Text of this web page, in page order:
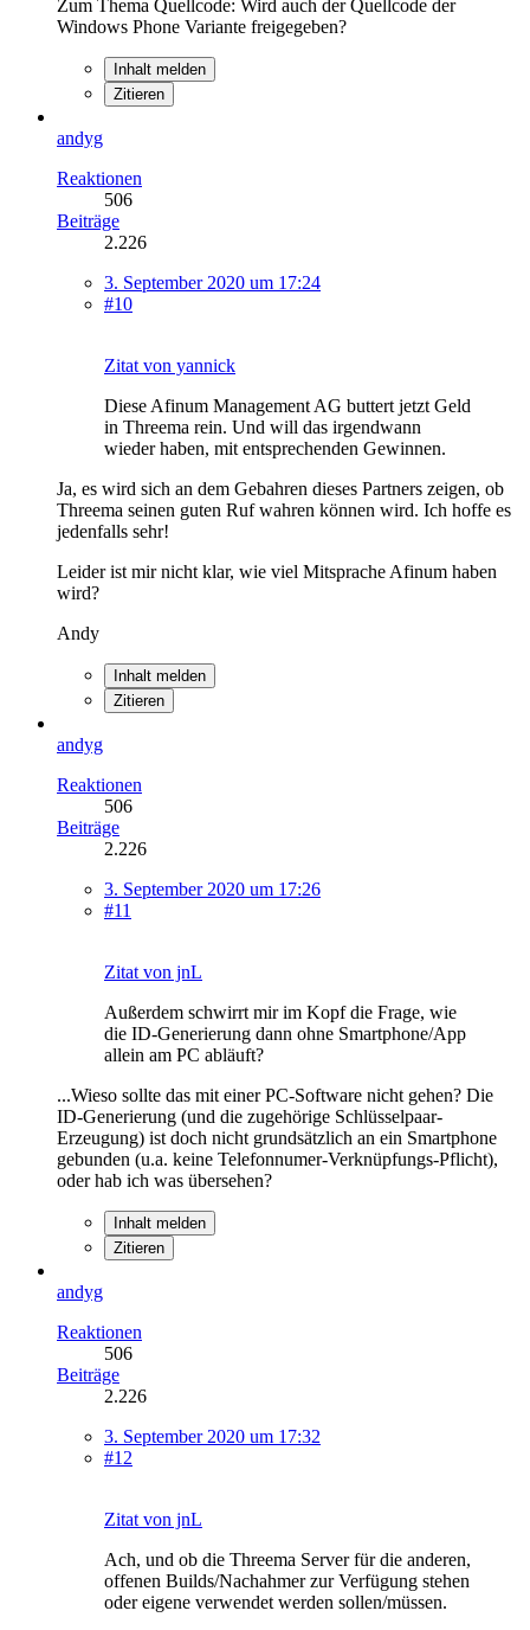
Zum Thema Quellcode: Wird auch der Quellcode der
Windows Phone Variante freigegeben?
Inhalt melden
Zitieren
andyg
Reaktionen
506
Beiträge
2.226
3. September 2020 um 17:24
#10
Zitat von yannick
Diese Afinum Management AG buttert jetzt Geld
in Threema rein. Und will das irgendwann
wieder haben, mit entsprechenden Gewinnen.
Ja, es wird sich an dem Gebahren dieses Partners zeigen, ob
Threema seinen guten Ruf wahren können wird. Ich hoffe es
jedenfalls sehr!
Leider ist mir nicht klar, wie viel Mitsprache Afinum haben
wird?
Andy
Inhalt melden
Zitieren
andyg
Reaktionen
506
Beiträge
2.226
3. September 2020 um 17:26
#11
Zitat von jnL
Außerdem schwirrt mir im Kopf die Frage, wie
die ID-Generierung dann ohne Smartphone/App
allein am PC abläuft?
...Wieso sollte das mit einer PC-Software nicht gehen? Die
ID-Generierung (und die zugehörige Schlüsselpaar-
Erzeugung) ist doch nicht grundsätzlich an ein Smartphone
gebunden (u.a. keine Telefonnumer-Verknüpfungs-Pflicht),
oder hab ich was übersehen?
Inhalt melden
Zitieren
andyg
Reaktionen
506
Beiträge
2.226
3. September 2020 um 17:32
#12
Zitat von jnL
Ach, und ob die Threema Server für die anderen,
offenen Builds/Nachahmer zur Verfügung stehen
oder eigene verwendet werden sollen/müssen.